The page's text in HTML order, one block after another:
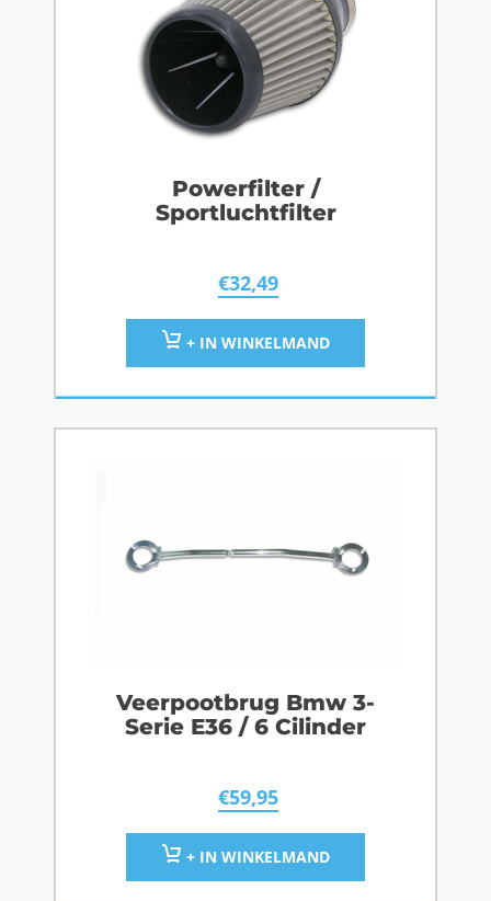
Powerfilter /
Sportluchtfilter
€32,49
+ IN WINKELMAND
Veerpootbrug Bmw 3-
Serie E36 / 6 Cilinder
€59,95
+ IN WINKELMAND